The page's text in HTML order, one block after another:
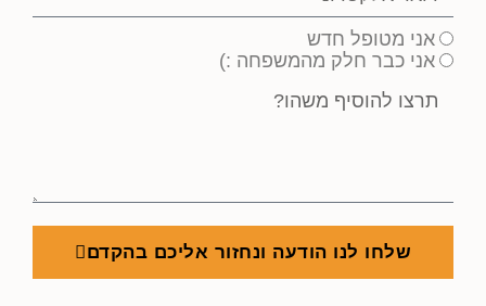
אני מטופל חדש
אני כבר חלק מהמשפחה :)
שלחו לנו הודעה ונחזור אליכם בהקדם